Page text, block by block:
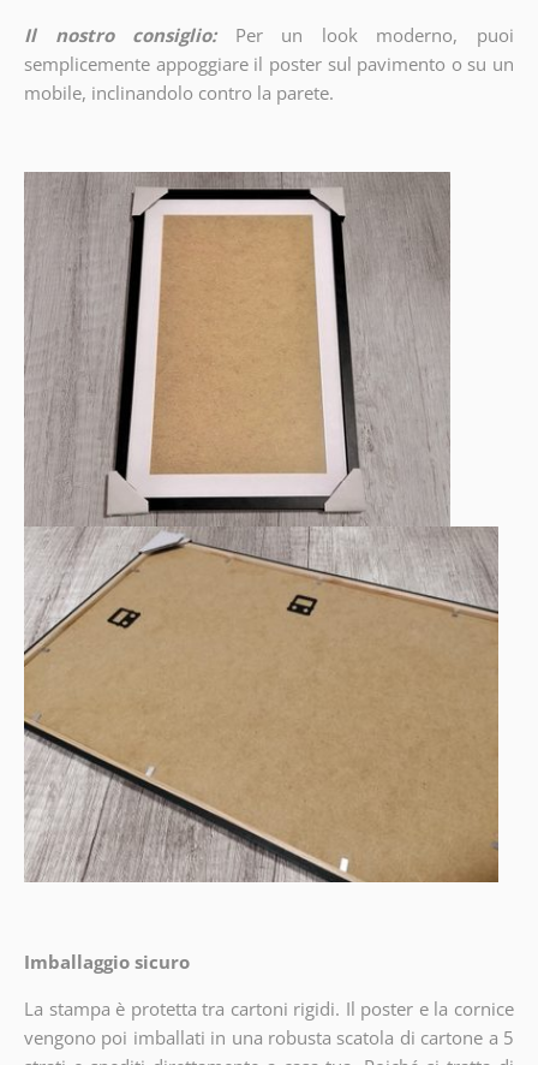
Il nostro consiglio:
Per un look moderno, puoi
semplicemente appoggiare il poster sul pavimento o su un
mobile, inclinandolo contro la parete.
Imballaggio sicuro
La stampa è protetta tra cartoni rigidi. Il poster e la cornice
vengono poi imballati in una robusta scatola di cartone a 5